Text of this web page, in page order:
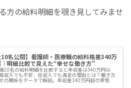
方の給料明細を覗き見してみませ
10名公開】看護師・医療職の給料格差340万
明細比較で見えた“幸せな働き方”
10名の給料明細を比較すると年収差は340万円以
収入でも不安、低収入でも満足の理由とは？働き方
の関係をデータで解説。年収差340万円超の実態か